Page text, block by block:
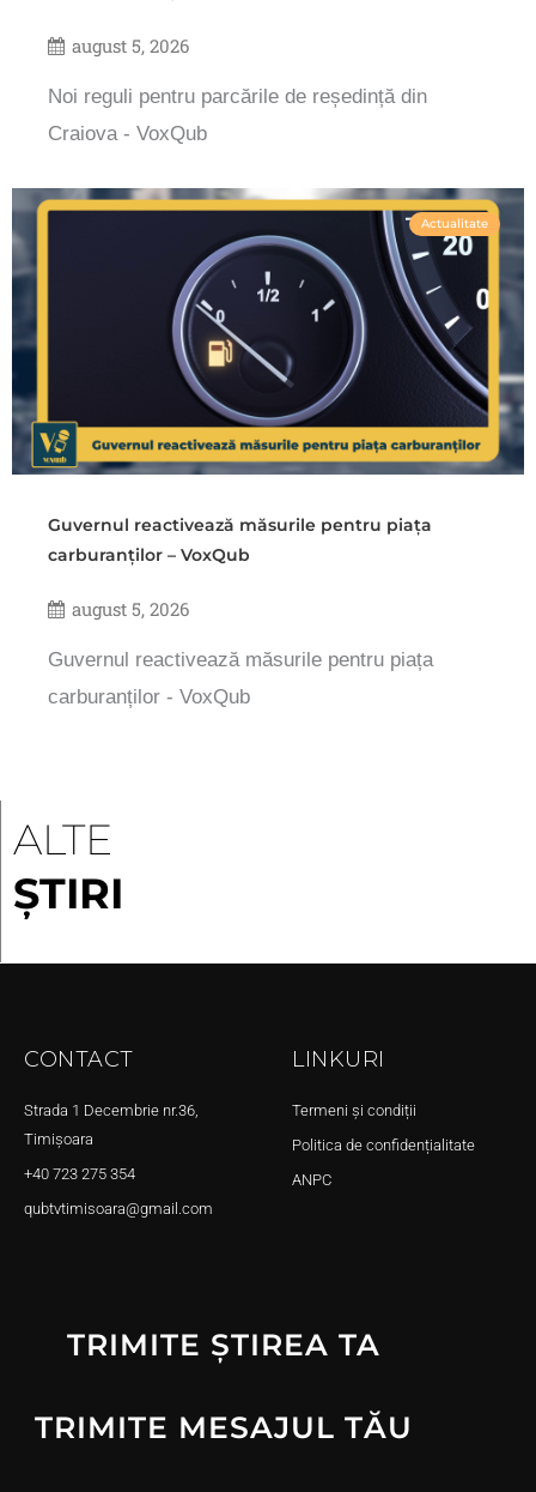
august 5, 2026
Noi reguli pentru parcările de reședință din
Craiova - VoxQub
Actualitate
Guvernul reactivează măsurile pentru piața
carburanților – VoxQub
august 5, 2026
Guvernul reactivează măsurile pentru piața
carburanților - VoxQub
ALTE
ȘTIRI
CONTACT
Strada 1 Decembrie nr.36,
Timișoara
+40 723 275 354
qubtvtimisoara@gmail.com
LINKURI
Termeni și condiții
Politica de confidențialitate
ANPC
TRIMITE ȘTIREA TA
TRIMITE MESAJUL TĂU